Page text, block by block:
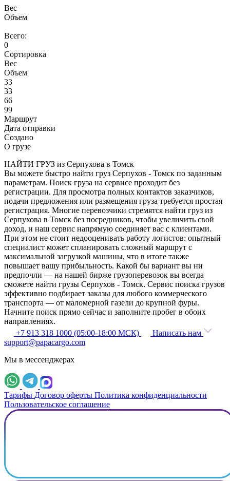
Вес
Объем
Всего:
0
Сортировка
Вес
Объем
33
33
66
99
Маршрут
Дата отправки
Создано
О грузе
НАЙТИ ГРУЗ из Серпухова в Томск
Вы можете быстро найти груз Серпухов - Томск по заданным
параметрам. Поиск груза на сервисе проходит без
регистрации. Для просмотра полных контактов заказчиков,
подачи предложения или размещения груза требуется простая
регистрация. Многие перевозчики стремятся найти груз из
Серпухова в Томск без посредников, чтобы увеличить свой
доход, и наш сервис напрямую соединяет вас с клиентами.
При этом не стоит недооценивать работу логистов: опытный
специалист может спланировать сложный маршрут с
максимальной загрузкой машины, что в итоге также
повышает вашу прибыльность. Какой бы вариант вы ни
предпочли — на нашей бирже грузоперевозок вы всегда
сможете найти грузы Серпухов - Томск. Сервис поиска грузов
эффективно подбирает заказы для любого коммерческого
транспорта — от маломерной газели до крупной фуры.
Начните поиск прямо сейчас и заполните пробег в обоих
направлениях.
+7 913 318 1000 (05:00-18:00 МСК)
Написать нам
support@papacargo.com
Мы в мессенджерах
Тарифы Договор оферты Политика конфиденциальности
Пользовательское соглашение